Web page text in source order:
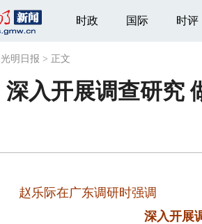
时政 国际 时评
光明日报 > 正文
深入开展调查研究
赵乐际在广东调研时强调
深入开展